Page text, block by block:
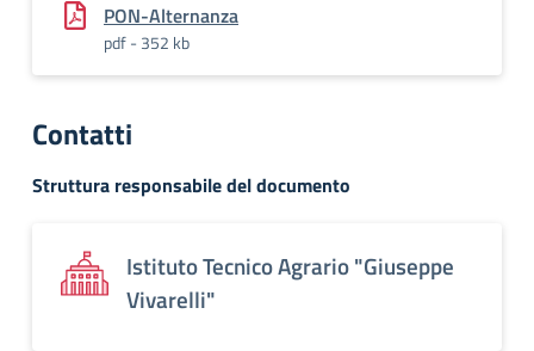
PON-Alternanza
pdf - 352 kb
Contatti
Struttura responsabile del documento
Istituto Tecnico Agrario "Giuseppe
Vivarelli"